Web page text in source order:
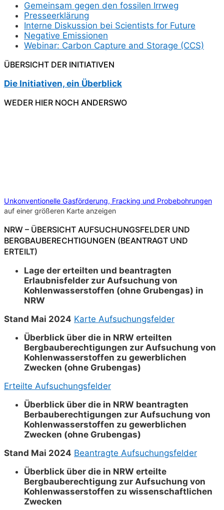
Gemeinsam gegen den fossilen Irrweg
Presseerklärung
Interne Diskussion bei Scientists for Future
Negative Emissionen
Webinar: Carbon Capture and Storage (CCS)
ÜBERSICHT DER INITIATIVEN
Die Initiativen, ein Überblick
WEDER HIER NOCH ANDERSWO
Unkonventionelle Gasförderung, Fracking und Probebohrungen
auf einer größeren Karte anzeigen
NRW – ÜBERSICHT AUFSUCHUNGSFELDER UND
BERGBAUBERECHTIGUNGEN (BEANTRAGT UND
ERTEILT)
Lage der erteilten und beantragten
Erlaubnisfelder zur Aufsuchung von
Kohlenwasserstoffen (ohne Grubengas) in
NRW
Stand Mai 2024 Karte Aufsuchungsfelder
Überblick über die in NRW erteilten
Bergbauberechtigungen zur Aufsuchung von
Kohlenwasserstoffen zu gewerblichen
Zwecken (ohne Grubengas)
Erteilte Aufsuchungsfelder
Überblick über die in NRW beantragten
Berbauberechtigungen zur Aufsuchung von
Kohlenwasserstoffen zu gewerblichen
Zwecken (ohne Grubengas)
Stand Mai 2024 Beantragte Aufsuchungsfelder
Überblick über die in NRW erteilte
Bergbauberechtigung zur Aufsuchung von
Kohlenwasserstoffen zu wissenschaftlichen
Zwecken